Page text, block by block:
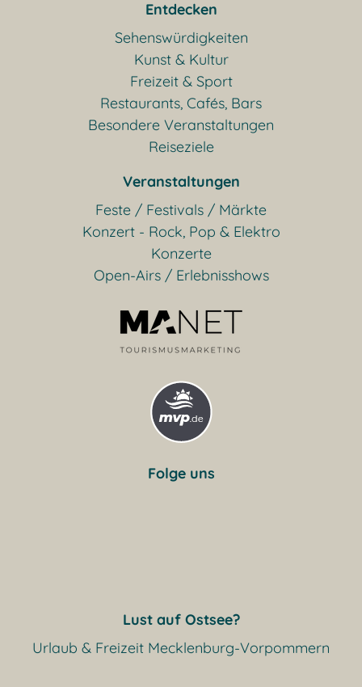
Entdecken
Sehenswürdigkeiten
Kunst & Kultur
Freizeit & Sport
Restaurants, Cafés, Bars
Besondere Veranstaltungen
Reiseziele
Veranstaltungen
Feste / Festivals / Märkte
Konzert - Rock, Pop & Elektro
Konzerte
Open-Airs / Erlebnisshows
Folge uns
Lust auf Ostsee?
Urlaub & Freizeit Mecklenburg-Vorpommern